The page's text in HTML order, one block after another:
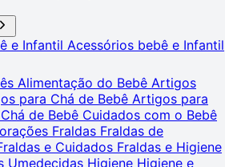
e Infantil Acessórios bebê e Infantil
Alimentação do Bebê Artigos
para Chá de Bebê Artigos para
Chá de Bebê Cuidados com o Bebê
Fraldas Fraldas de
e Cuidados Fraldas e Higiene
Umedecidas Higiene Higiene e